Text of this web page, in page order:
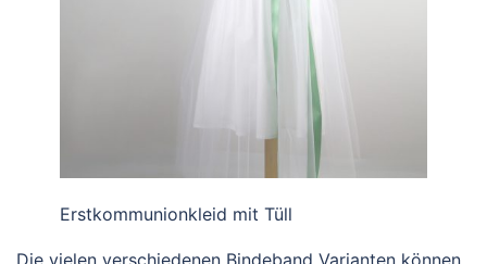
Erstkommunionkleid mit Tüll
Die vielen verschiedenen Bindeband Varianten können